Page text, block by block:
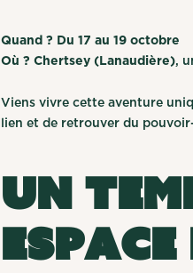
Quand ? Du 17 au 19 octobre
Où ? Chertsey (Lanaudière),
Viens vivre cette aventure
lien et de retrouver du
Un